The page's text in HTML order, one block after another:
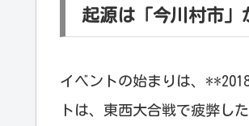
起源は「今川村市」
イベントの始まりは、
トは、東西大合戦で疲弊し